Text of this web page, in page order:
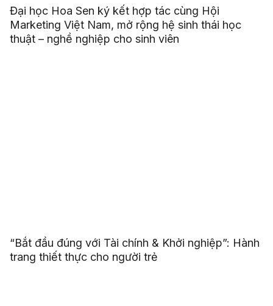
Đại học Hoa Sen ký kết hợp tác cùng Hội
Marketing Việt Nam, mở rộng hệ sinh thái học
thuật – nghề nghiệp cho sinh viên
“Bắt đầu đúng với Tài chính & Khởi nghiệp”: Hành
trang thiết thực cho người trẻ